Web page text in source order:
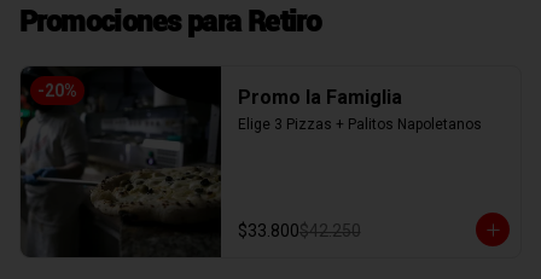
Promociones para Retiro
-20% Promo la Famiglia
Elige 3 Pizzas + Palitos Napoletanos
$33.800$42.250